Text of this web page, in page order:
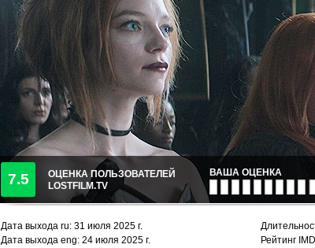
7.5
ОЦЕНКА ПОЛЬЗОВАТЕЛЕЙ
LOSTFILM.TV
ВАША ОЦЕНКА
Дата выхода ru: 31 июля 2025 г.
Дата выхода eng: 24 июля 2025 г.
Рейтинг